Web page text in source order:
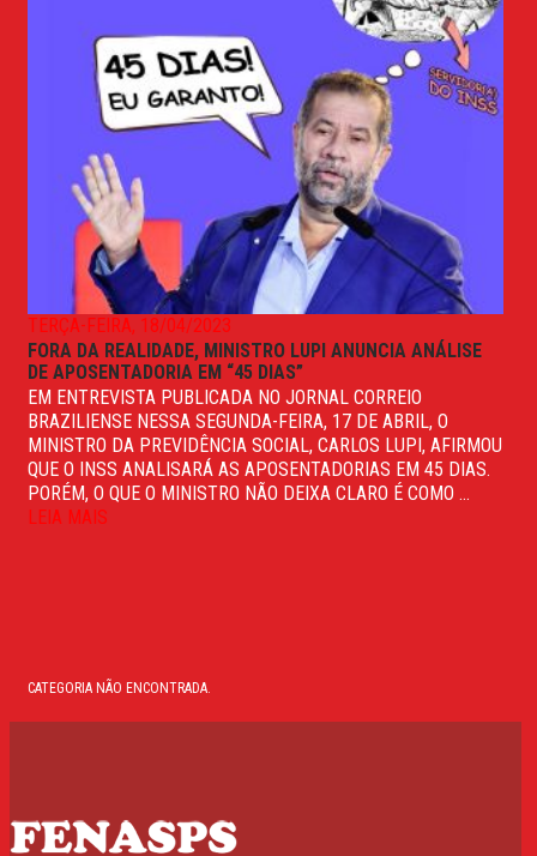
TERÇA-FEIRA, 18/04/2023
FORA DA REALIDADE, MINISTRO LUPI ANUNCIA ANÁLISE
DE APOSENTADORIA EM “45 DIAS”
EM ENTREVISTA PUBLICADA NO JORNAL CORREIO
BRAZILIENSE NESSA SEGUNDA-FEIRA, 17 DE ABRIL, O
MINISTRO DA PREVIDÊNCIA SOCIAL, CARLOS LUPI, AFIRMOU
QUE O INSS ANALISARÁ AS APOSENTADORIAS EM 45 DIAS.
PORÉM, O QUE O MINISTRO NÃO DEIXA CLARO É COMO ...
LEIA MAIS
CATEGORIA NÃO ENCONTRADA.